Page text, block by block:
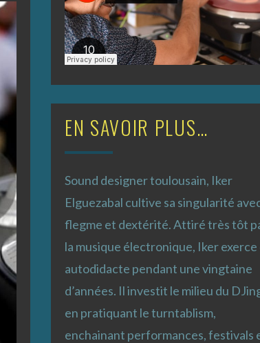
EN SAVOIR PLUS…
Sound designer toulousain, Iker
Elguezabal cultive sa singularité
flegme et dextérité. Attiré très tôt
la musique électronique, Iker exerce
autodidacte pendant une vingtaine
d’années. Il investit le milieu du
en pratiquant le turntablism,
enchainant performances, festivals